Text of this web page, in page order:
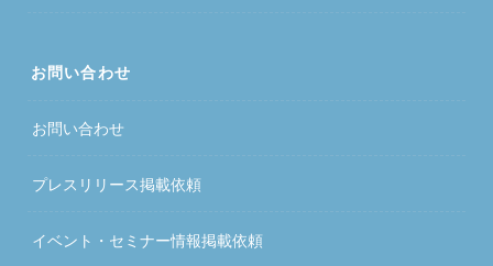
お問い合わせ
お問い合わせ
プレスリリース掲載依頼
イベント・セミナー情報掲載依頼